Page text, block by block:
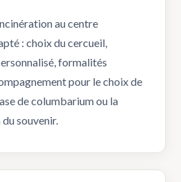
au centre
: choix du cercueil,
formalités
pour le choix de
de columbarium ou la
souvenir.